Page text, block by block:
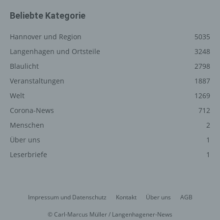
Beliebte Kategorie
Hannover und Region
5035
Langenhagen und Ortsteile
3248
Blaulicht
2798
Veranstaltungen
1887
Welt
1269
Corona-News
712
Menschen
2
Über uns
1
Leserbriefe
1
Impressum und Datenschutz Kontakt Über uns AGB
© Carl-Marcus Müller / Langenhagener-News
die Unterwebseiten, welche über ein zugreifendes
(5) das Datum und die Uhrzeit eines Zugriffs auf die
Adresse), (7) der Internet-Service-Provider des
zugreifenden Systems und (8) sonstige ähnliche Daten
und Informationen, die der Gefahrenabwehr im Falle von
Systeme dienen.
Informationen ziehen wird keine Rückschlüsse auf die
betroffene Person. Diese Informationen werden vielmehr
auszuliefern, (2) die Inhalte unserer Internetseite sowie
gewährleisten sowie (4) um Strafverfolgungsbehörden
im Falle eines Cyberangriffes die zur Strafverfolgung